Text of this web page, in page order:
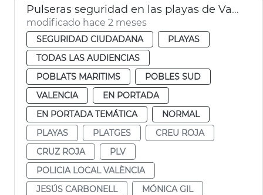
Pulseras seguridad en las playas de València
modificado hace 2 meses
SEGURIDAD CIUDADANA
PLAYAS
TODAS LAS AUDIENCIAS
POBLATS MARITIMS
POBLES SUD
VALENCIA
EN PORTADA
EN PORTADA TEMÁTICA
NORMAL
PLAYAS
PLATGES
CREU ROJA
CRUZ ROJA
PLV
POLICIA LOCAL VALÈNCIA
JESÚS CARBONELL
MÓNICA GIL